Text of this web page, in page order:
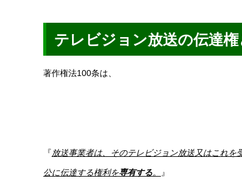
テレビジョン放送の伝達権
著作権法100条は、
『放送事業者は、そのテレビジョン放送又はこれを
公に伝達する権利を専有する。 』